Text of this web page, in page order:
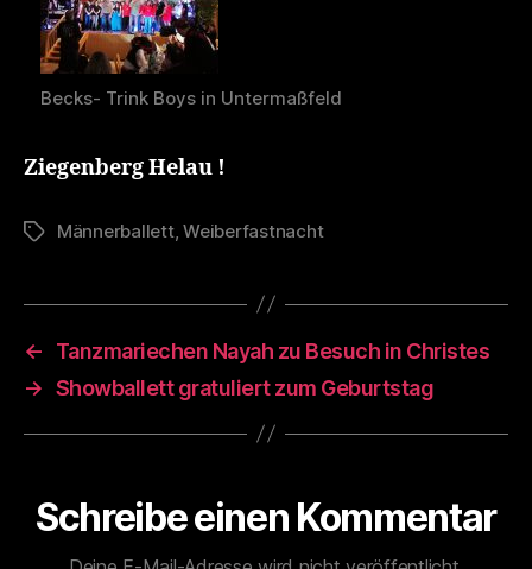
Becks- Trink Boys in Untermaßfeld
Ziegenberg Helau !
Schlagwörter
Männerballett,Weiberfastnacht
←
Tanzmariechen Nayah zu Besuch in Christes
→ Showballett gratuliert zum Geburtstag
Schreibe einen Kommentar